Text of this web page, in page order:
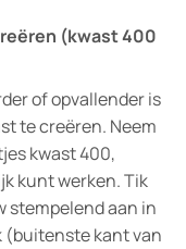
(kwast 400
of opvallender is
te creëren. Neem
kwast 400,
kunt werken. Tik
stempelend aan in
(buitenste kant van